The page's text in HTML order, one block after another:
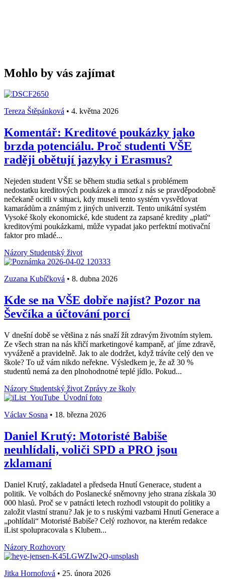
Mohlo by vás zajímat
Tereza Štěpánková • 4. května 2026
Komentář: Kreditové poukázky jako
brzda potenciálu. Proč studenti VŠE
raději obětují jazyky i Erasmus?
Nejeden student VŠE se během studia setkal s problémem
nedostatku kreditových poukázek a mnozí z nás se pravděpodobně
nečekaně ocitli v situaci, kdy museli tento systém vysvětlovat
kamarádům a známým z jiných univerzit. Tento unikátní systém
Vysoké školy ekonomické, kde student za zapsané kredity „platí“
kreditovými poukázkami, může vypadat jako perfektní motivační
faktor pro mladé...
Názory Studentský život
Zuzana Kubíčková • 8. dubna 2026
Kde se na VŠE dobře najíst? Pozor na
Ševčíka a účtování porcí
V dnešní době se většina z nás snaží žít zdravým životním stylem.
Ze všech stran na nás křičí marketingové kampaně, ať jíme zdravě,
vyváženě a pravidelně. Jak to ale dodržet, když trávíte celý den ve
škole? To už vám nikdo neřekne. Výsledkem je, že až 30 %
studentů nemá za den plnohodnotné teplé jídlo. Pokud...
Názory Studentský život Zprávy ze školy
Václav Sosna • 18. března 2026
Daniel Krutý: Motoristé Babiše
neuhlídali, voliči SPD a PRO jsou
zklamaní
Daniel Krutý, zakladatel a předseda Hnutí Generace, student a
politik. Ve volbách do Poslanecké sněmovny jeho strana získala 30
000 hlasů. Proč se v patnácti letech rozhodl vstoupit do politiky a
založit vlastní stranu? Jak je to s ruskými vazbami Hnutí Generace a
„pohlídali“ Motoristé Babiše? Celý rozhovor, na kterém redakce
iList spolupracovala s Klubem...
Názory Rozhovory
Jitka Hornofová • 25. února 2026